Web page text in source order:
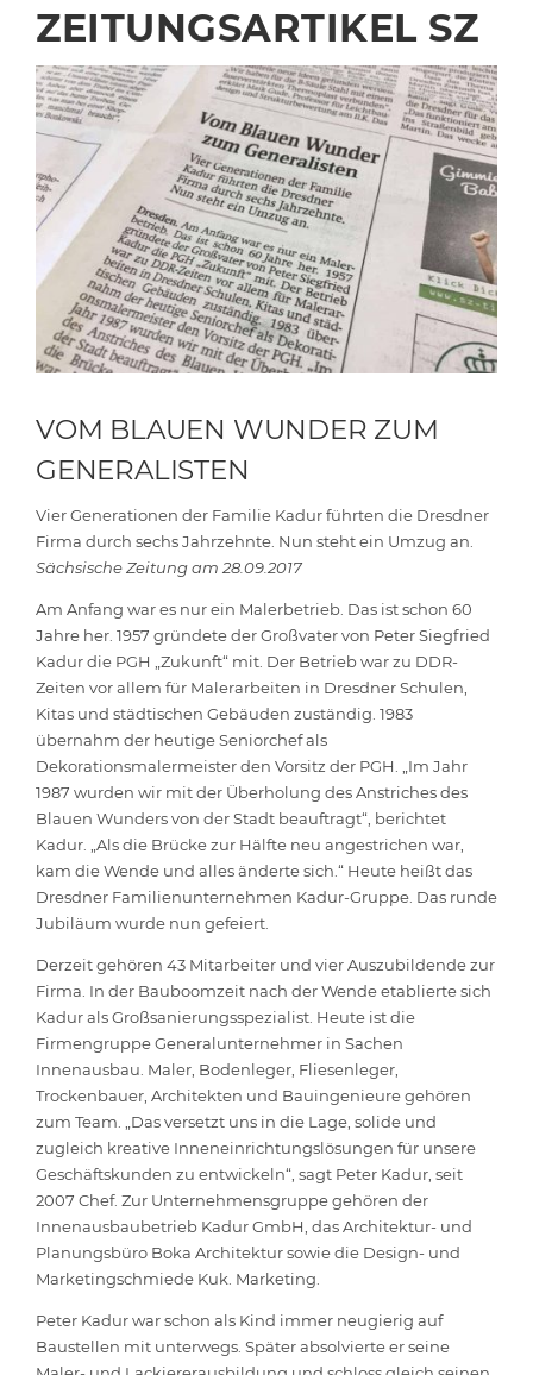
ZEITUNGSARTIKEL SZ
VOM BLAUEN WUNDER ZUM
GENERALISTEN
Vier Generationen der Familie Kadur führten die Dresdner
Firma durch sechs Jahrzehnte. Nun steht ein Umzug an.
Sächsische Zeitung am 28.09.2017
Am Anfang war es nur ein Malerbetrieb. Das ist schon 60
Jahre her. 1957 gründete der Großvater von Peter Siegfried
Kadur die PGH „Zukunft“ mit. Der Betrieb war zu DDR-
Zeiten vor allem für Malerarbeiten in Dresdner Schulen,
Kitas und städtischen Gebäuden zuständig. 1983
übernahm der heutige Seniorchef als
Dekorationsmalermeister den Vorsitz der PGH. „Im Jahr
1987 wurden wir mit der Überholung des Anstriches des
Blauen Wunders von der Stadt beauftragt“, berichtet
Kadur. „Als die Brücke zur Hälfte neu angestrichen war,
kam die Wende und alles änderte sich.“ Heute heißt das
Dresdner Familienunternehmen Kadur-Gruppe. Das runde
Jubiläum wurde nun gefeiert.
Derzeit gehören 43 Mitarbeiter und vier Auszubildende zur
Firma. In der Bauboomzeit nach der Wende etablierte sich
Kadur als Großsanierungsspezialist. Heute ist die
Firmengruppe Generalunternehmer in Sachen
Innenausbau. Maler, Bodenleger, Fliesenleger,
Trockenbauer, Architekten und Bauingenieure gehören
zum Team. „Das versetzt uns in die Lage, solide und
zugleich kreative Inneneinrichtungslösungen für unsere
Geschäftskunden zu entwickeln“, sagt Peter Kadur, seit
2007 Chef. Zur Unternehmensgruppe gehören der
Innenausbaubetrieb Kadur GmbH, das Architektur- und
Planungsbüro Boka Architektur sowie die Design- und
Marketingschmiede Kuk. Marketing.
Peter Kadur war schon als Kind immer neugierig auf
Baustellen mit unterwegs. Später absolvierte er seine